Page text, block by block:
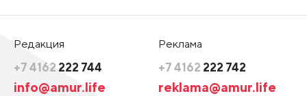
Редакция
+7 4162 222 744
info@amur.life
Реклама
+7 4162 222 742
reklama@amur.life